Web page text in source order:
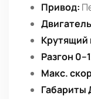
Привод:
Разгон
Макс.
Габариты